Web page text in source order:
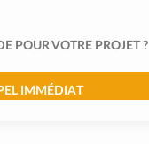
POUR VOTRE PROJET ?
IMMÉDIAT